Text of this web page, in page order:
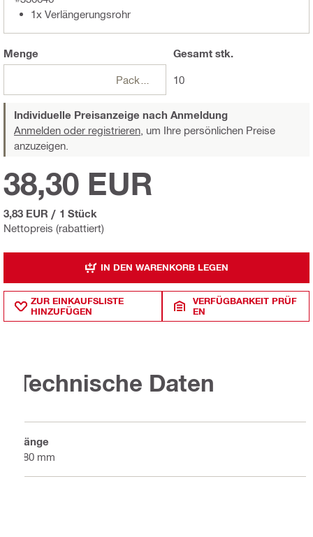
1x Verlängerungsrohr
Menge
Packungen
Gesamtstk.
10
Individuelle Preisanzeige nach Anmeldung
Anmelden oder registrieren, um Ihre persönlichen Preise
anzuzeigen.
Nettopreis (rabattiert)
38,30 EUR
3,83 EUR / 1 Stück
IN DEN WARENKORB LEGEN
ZUR EINKAUFSLISTE
HINZUFÜGEN
VERFÜGBARKEIT PRÜF
EN
Technische Daten
Länge
680 mm